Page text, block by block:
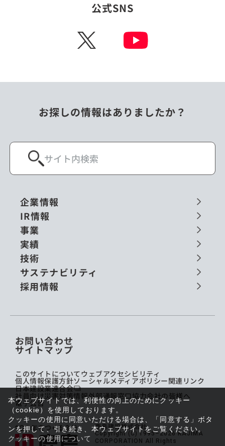
本ウェブサイトでは、利便性の向上のためにクッキー
（cookie）を使用しております。
クッキーの使用に同意いただける場合は、「同意する」ボタ
ンを押して、引き続き、本ウェブサイトをご覧ください。
クッキーの使用について
公式SNS
X
お探しの情報はありましたか？
企業情報
IR情報
事業
実績
技術
サステナビリティ
採用情報
お問い合わせ
サイトマップ
このサイトについてウェブアクセシビリティ
個人情報保護方針ソーシャルメディアポリシー関連リンク
日本建設業連合会
社員向け災害対策情報外部通報窓口協力会社の皆様へ
電子公告
鹿島建設株式会社
Copyright (C) 1995–2026 KAJIMA
CORPORATION All Rights